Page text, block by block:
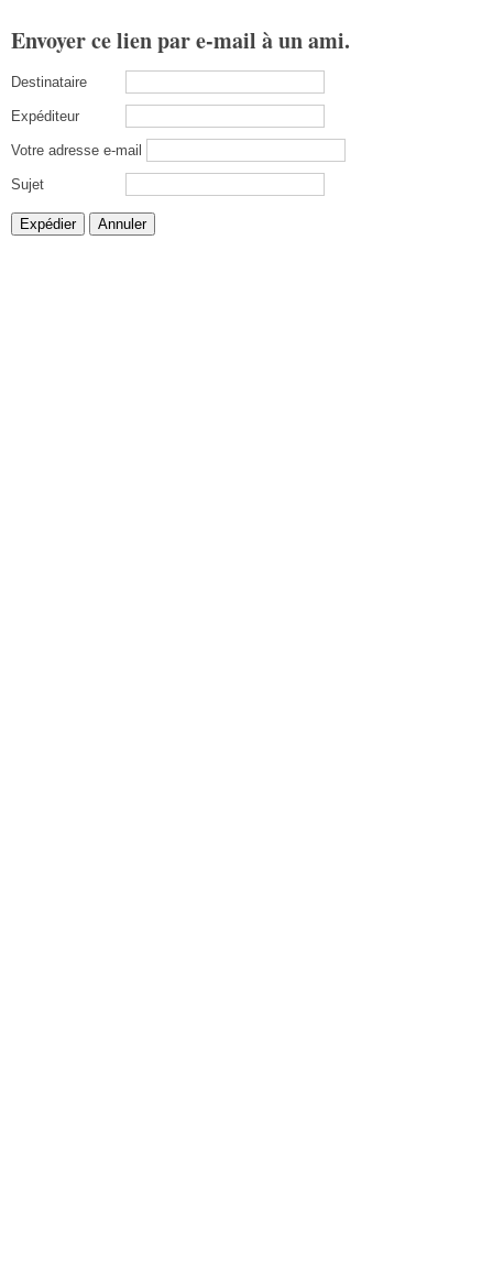
Envoyer ce lien par e-mail à un ami.
Destinataire
Expéditeur
Votre adresse e-mail
Sujet
Expédier Annuler